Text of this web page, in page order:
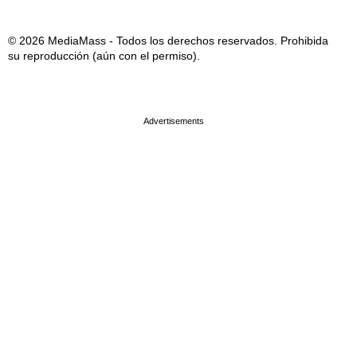
© 2026 MediaMass - Todos los derechos reservados. Prohibida
su reproducción (aún con el permiso).